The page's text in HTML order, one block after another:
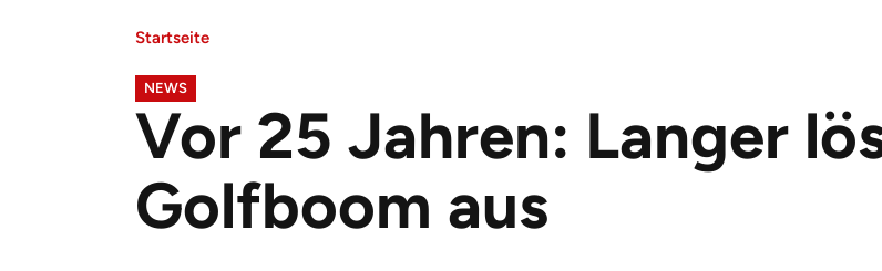
Startseite
NEWS
Vor 25 Jahren: Langer
Golfboom aus